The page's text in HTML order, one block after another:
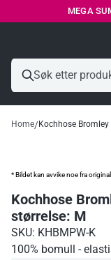
MEGA
Home Kochhose
* Bildet kan avvike noe fra
Kochhose
størrelse: M
SKU: KHBMPW-K
100% bomull -